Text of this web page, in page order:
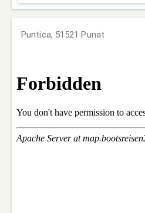
Puntica, 51521 Punat